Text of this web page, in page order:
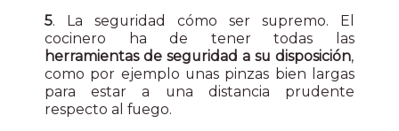
5. La seguridad cómo ser supremo. El
cocinero ha de tener todas las
herramientas de seguridad a su disposición,
como por ejemplo unas pinzas bien largas
para estar a una distancia prudente
respecto al fuego.